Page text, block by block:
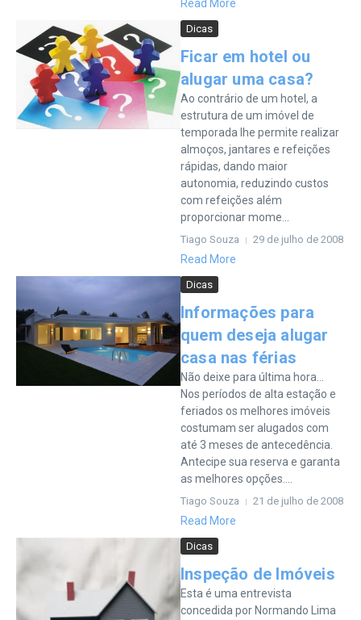
Read More
Dicas
Ficar em hotel ou
alugar uma casa?
Ao contrário de um hotel, a
estrutura de um imóvel de
temporada lhe permite realizar
almoços, jantares e refeições
rápidas, dando maior
autonomia, reduzindo custos
com refeições além
proporcionar mome...
Tiago Souza 29 de julho de 2008
Read More
Dicas
Informações para
quem deseja alugar
casa nas férias
Não deixe para última hora…
Nos períodos de alta estação e
feriados os melhores imóveis
costumam ser alugados com
até 3 meses de antecedência.
Antecipe sua reserva e garanta
as melhores opções....
Tiago Souza 21 de julho de 2008
Read More
Dicas
Inspeção de Imóveis
Esta é uma entrevista
concedida por Normando Lima